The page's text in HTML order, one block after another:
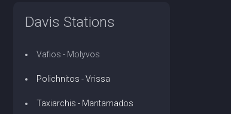
Davis Stations
Vafios - Molyvos
Polichnitos - Vrissa
Taxiarchis - Mantamados